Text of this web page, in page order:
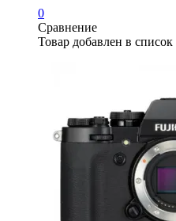
0
Сравнение
Товар добавлен в список